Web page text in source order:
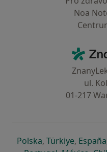
Noa
ul.
01-217
Polskase otevře v nové
, Türkiyese
, España